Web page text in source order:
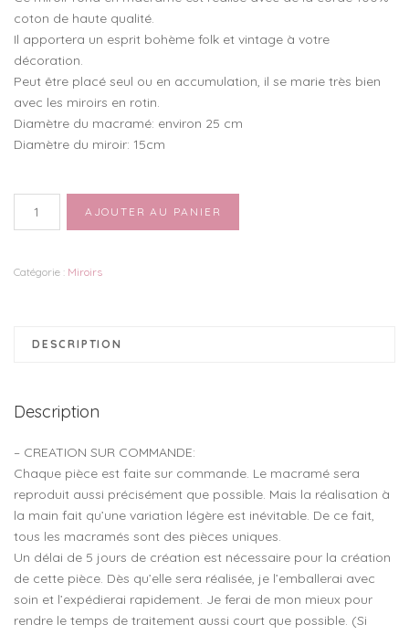
coton de haute qualité.
Il apportera un esprit bohème folk et vintage à votre
décoration.
Peut être placé seul ou en accumulation, il se marie très bien
avec les miroirs en rotin.
Diamètre du macramé: environ 25 cm
Diamètre du miroir: 15cm
rond
AJOUTER AU PANIER
Catégorie : Miroirs
DESCRIPTION
Description
– CREATION SUR COMMANDE:
Chaque pièce est faite sur commande. Le macramé sera
reproduit aussi précisément que possible. Mais la réalisation à
la main fait qu’une variation légère est inévitable. De ce fait,
tous les macramés sont des pièces uniques.
Un délai de 5 jours de création est nécessaire pour la création
de cette pièce. Dès qu’elle sera réalisée, je l’emballerai avec
soin et l’expédierai rapidement. Je ferai de mon mieux pour
rendre le temps de traitement aussi court que possible. (Si